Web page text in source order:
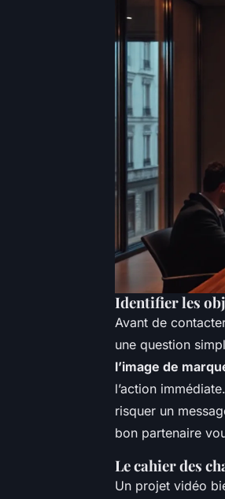
Identifier les
Avant de
une question
l’image de
l’action
risquer un
bon partenaire
Le cahier des
Un projet vidéo